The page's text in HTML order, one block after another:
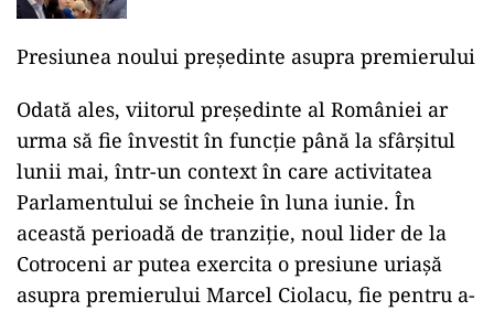
Presiunea noului președinte asupra premierului
Odată ales, viitorul președinte al României ar
urma să fie învestit în funcție până la sfârșitul
lunii mai, într-un context în care activitatea
Parlamentului se încheie în luna iunie. În
această perioadă de tranziție, noul lider de la
Cotroceni ar putea exercita o presiune uriașă
asupra premierului Marcel Ciolacu, fie pentru a-